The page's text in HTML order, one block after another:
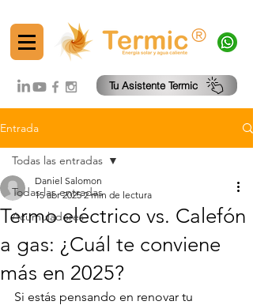
®
Tu Asistente Termic
Entrada
Todas las entradas
Acumuladores
Todas las entradas
Termo eléctrico vs. Calefón
a gas: ¿Cuál te conviene
más en 2025?
Daniel Salomon
15 abr 2025 2 min de lectura
Si estás pensando en renovar tu